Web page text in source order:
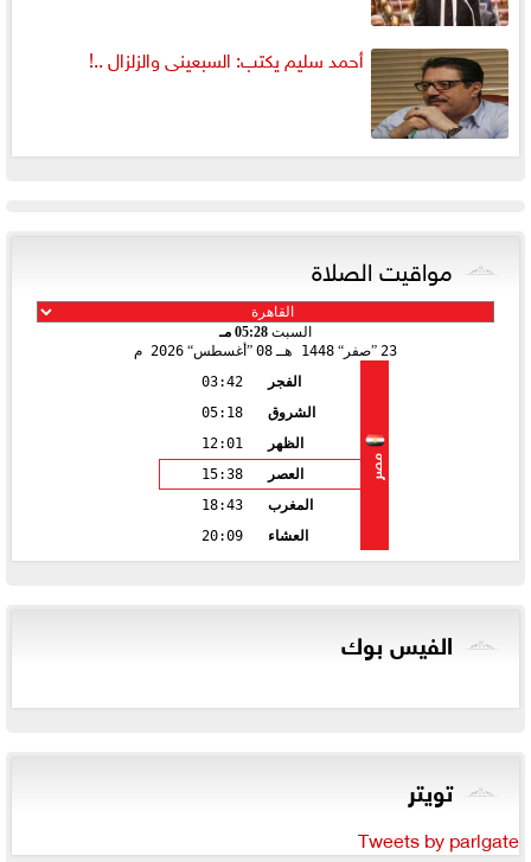
أحمد سليم يكتب: السبعينى والزلزال ..!
مواقيت الصلاة
السبت 05:28 مـ
23
صفر 1448 هـ 08 أغسطس 2026 م
مصر
الفجر
03:42
الشروق
05:18
الظهر
12:01
العصر
15:38
المغرب
18:43
العشاء
20:09
الفيس بوك
تويتر
Tweets by parlgate